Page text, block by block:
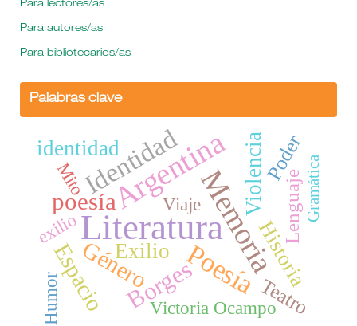
Para lectores/as
Para autores/as
Para bibliotecarios/as
Palabras clave
LiteraturaMemoria
Argentina
Poesía
Identidad
Borges
poesía
Género
Espacio
Violencia
Historia
Exilio
identidad
Lenguaje
Poder
Teatro
Victoria Ocampo
Viaje
Mito
exilio
Humor
Gramática